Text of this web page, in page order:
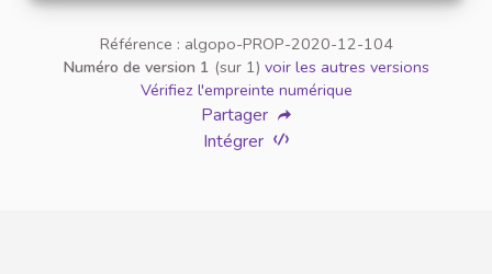
Référence : algopo-PROP-2020-12-104
Numéro de version 1 (sur 1) voir les autres versions
Vérifiez l'empreinte numérique
Partager
Intégrer